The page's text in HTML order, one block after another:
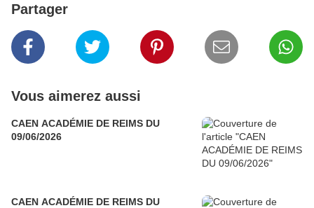
Partager
Vous aimerez aussi
CAEN ACADÉMIE DE REIMS DU
09/06/2026
CAEN ACADÉMIE DE REIMS DU